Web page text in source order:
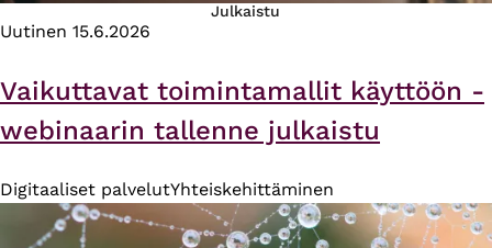
Julkaistu
Uutinen 15.6.2026
Vaikuttavat toimintamallit käyttöön -
webinaarin tallenne julkaistu
Digitaaliset palvelutYhteiskehittäminen